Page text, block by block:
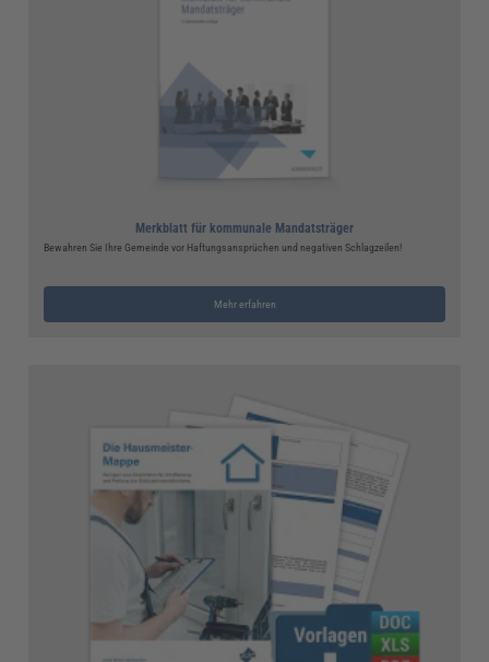
Merkblatt für kommunale Mandatsträger
Bewahren Sie Ihre Gemeinde vor Haftungsansprüchen und negativen Schlagzeilen!
Mehr erfahren